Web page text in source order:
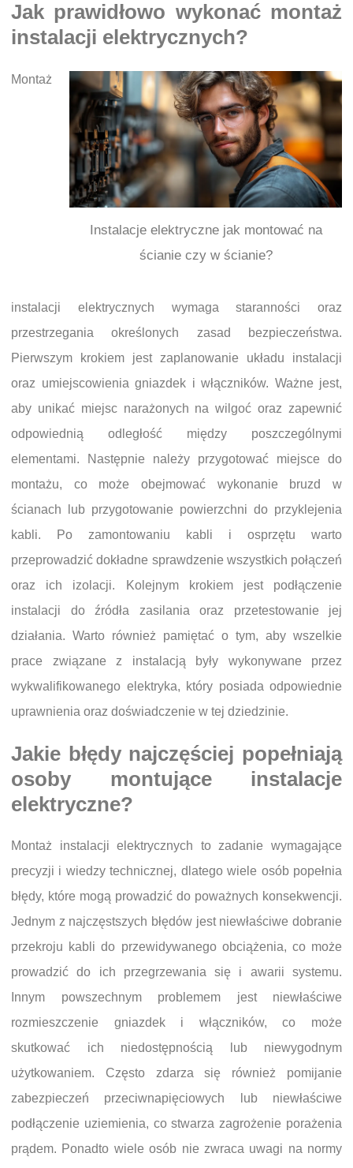
Jak prawidłowo wykonać montaż
instalacji elektrycznych?
Instalacje elektryczne jak montować na
ścianie czy w ścianie?
Montaż
instalacji elektrycznych wymaga staranności oraz
przestrzegania określonych zasad bezpieczeństwa.
Pierwszym krokiem jest zaplanowanie układu instalacji
oraz umiejscowienia gniazdek i włączników. Ważne jest,
aby unikać miejsc narażonych na wilgoć oraz zapewnić
odpowiednią odległość między poszczególnymi
elementami. Następnie należy przygotować miejsce do
montażu, co może obejmować wykonanie bruzd w
ścianach lub przygotowanie powierzchni do przyklejenia
kabli. Po zamontowaniu kabli i osprzętu warto
przeprowadzić dokładne sprawdzenie wszystkich połączeń
oraz ich izolacji. Kolejnym krokiem jest podłączenie
instalacji do źródła zasilania oraz przetestowanie jej
działania. Warto również pamiętać o tym, aby wszelkie
prace związane z instalacją były wykonywane przez
wykwalifikowanego elektryka, który posiada odpowiednie
uprawnienia oraz doświadczenie w tej dziedzinie.
Jakie błędy najczęściej popełniają
osoby montujące instalacje
elektryczne?
Montaż instalacji elektrycznych to zadanie wymagające
precyzji i wiedzy technicznej, dlatego wiele osób popełnia
błędy, które mogą prowadzić do poważnych konsekwencji.
Jednym z najczęstszych błędów jest niewłaściwe dobranie
przekroju kabli do przewidywanego obciążenia, co może
prowadzić do ich przegrzewania się i awarii systemu.
Innym powszechnym problemem jest niewłaściwe
rozmieszczenie gniazdek i włączników, co może
skutkować ich niedostępnością lub niewygodnym
użytkowaniem. Często zdarza się również pomijanie
zabezpieczeń przeciwnapięciowych lub niewłaściwe
podłączenie uziemienia, co stwarza zagrożenie porażenia
prądem. Ponadto wiele osób nie zwraca uwagi na normy